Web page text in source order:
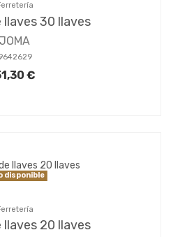
llaves 30 llaves
JOMA
€
disponible
llaves 20 llaves